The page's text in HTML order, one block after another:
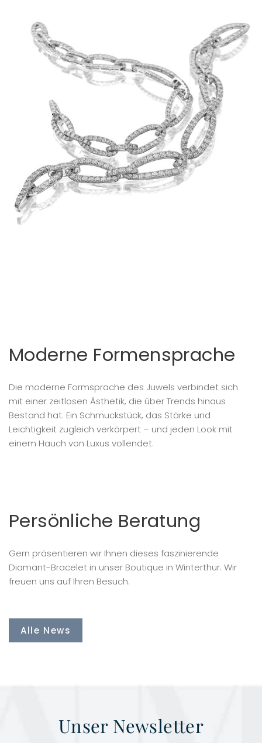
Moderne Formensprache
Die moderne Formsprache des Juwels verbindet sich
mit einer zeitlosen Ästhetik, die über Trends hinaus
Bestand hat. Ein Schmuckstück, das Stärke und
Leichtigkeit zugleich verkörpert – und jeden Look mit
einem Hauch von Luxus vollendet.
Persönliche Beratung
Gern präsentieren wir Ihnen dieses faszinierende
Diamant-Bracelet in unser Boutique in Winterthur. Wir
freuen uns auf Ihren Besuch.
Alle News
Unser Newsletter